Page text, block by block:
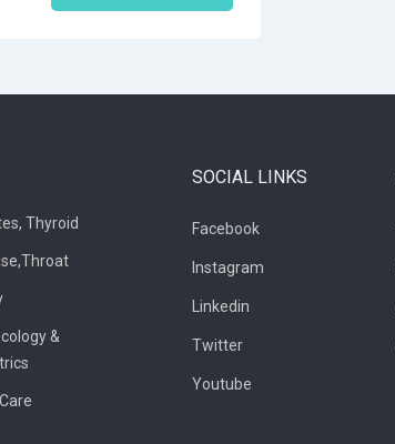
Thyroid
&
SOCIAL LINKS
Facebook
Instagram
Linkedin
Twitter
Youtube